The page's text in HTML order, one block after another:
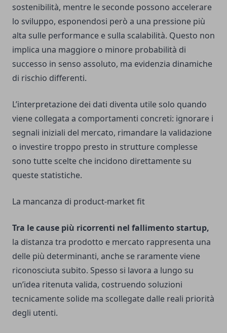
sostenibilità, mentre le seconde possono accelerare
lo sviluppo, esponendosi però a una pressione più
alta sulle performance e sulla scalabilità. Questo non
implica una maggiore o minore probabilità di
successo in senso assoluto, ma evidenzia dinamiche
di rischio differenti.
L’interpretazione dei dati diventa utile solo quando
viene collegata a comportamenti concreti: ignorare i
segnali iniziali del mercato, rimandare la validazione
o investire troppo presto in strutture complesse
sono tutte scelte che incidono direttamente su
queste statistiche.
La mancanza di product-market fit
Tra le cause più ricorrenti nel fallimento startup,
la distanza tra prodotto e mercato rappresenta una
delle più determinanti, anche se raramente viene
riconosciuta subito. Spesso si lavora a lungo su
un’idea ritenuta valida, costruendo soluzioni
tecnicamente solide ma scollegate dalle reali priorità
degli utenti.